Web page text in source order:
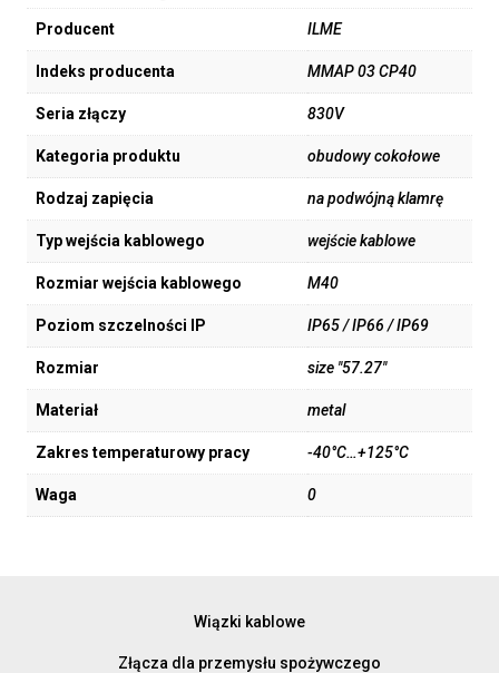
Producent ILME
Indeks producenta MMAP 03 CP40
Seria złączy 830V
Kategoria produktu obudowy cokołowe
Rodzaj zapięcia na podwójną klamrę
Typ wejścia kablowego wejście kablowe
Rozmiar wejścia kablowego M40
Poziom szczelności IP IP65 / IP66 / IP69
Rozmiar size "57.27"
Materiał metal
Zakres temperaturowy pracy -40°C…+125°C
Waga 0
Wiązki kablowe
Złącza dla przemysłu spożywczego